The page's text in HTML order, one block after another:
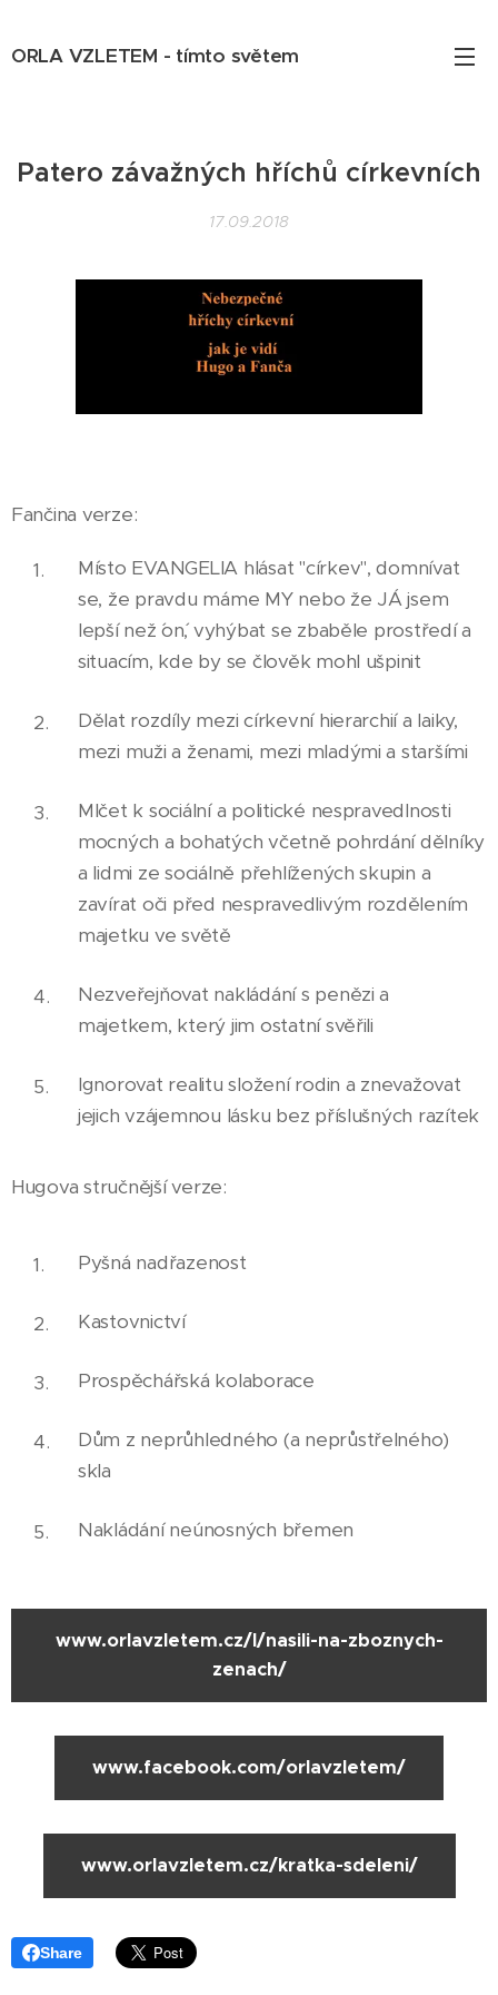
ORLA VZLETEM - tímto světem
Patero závažných hříchů církevních
17.09.2018
Fančina verze:
Místo EVANGELIA hlásat "církev", domnívat
se, že pravdu máme MY nebo že JÁ jsem
lepší než ´on´, vyhýbat se zbaběle prostředí a
situacím, kde by se člověk mohl ušpinit
Dělat rozdíly mezi církevní hierarchií a laiky,
mezi muži a ženami, mezi mladými a staršími
Mlčet k sociální a politické nespravedlnosti
mocných a bohatých včetně pohrdání dělníky
a lidmi ze sociálně přehlížených skupin a
zavírat oči před nespravedlivým rozdělením
majetku ve světě
Nezveřejňovat nakládání s penězi a
majetkem, který jim ostatní svěřili
Ignorovat realitu složení rodin a znevažovat
jejich vzájemnou lásku bez příslušných razítek
Hugova stručnější verze:
Pyšná nadřazenost
Kastovnictví
Prospěchářská kolaborace
Dům z neprůhledného (a neprůstřelného)
skla
Nakládání neúnosných břemen
www.orlavzletem.cz/l/nasili-na-zboznych-
zenach/
www.facebook.com/orlavzletem/
www.orlavzletem.cz/kratka-sdeleni/
Share